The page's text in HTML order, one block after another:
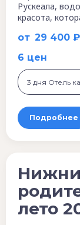
от 29 400 ₽
Рускеала,
красота,
6 цен
Подробнее
лето